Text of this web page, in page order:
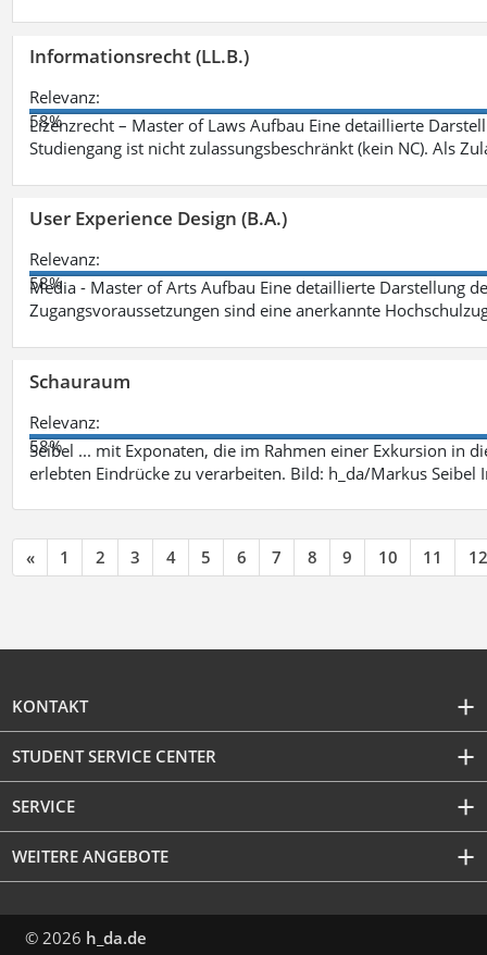
Informationsrecht (LL.B.)
Relevanz:
58%
Lizenzrecht – Master of Laws Aufbau Eine detaillierte
Studiengang ist nicht zulassungsbeschränkt (kein NC). Als
User Experience Design (B.A.)
Relevanz:
58%
Media - Master of Arts Aufbau Eine detaillierte Darstellung
Zugangsvoraussetzungen sind eine anerkannte
Schauraum
Relevanz:
58%
Seibel ... mit Exponaten, die im Rahmen einer Exkursion in
erlebten Eindrücke zu verarbeiten. Bild: h_da/Markus Seibel
« 1 2 3 4 5 6 7 8 9 10 11 12
KONTAKT
STUDENT SERVICE CENTER
SERVICE
WEITERE ANGEBOTE
© 2026 h_da.de